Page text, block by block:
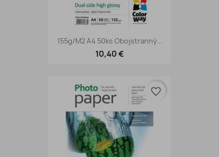
155g/m2 A4 50ks Obojstranný...
10,40 €
favorite_border